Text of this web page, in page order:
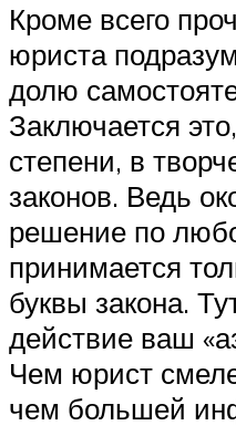
Кроме всего
юриста
долю
Заключается
степени, в
законов. Ведь
решение по
принимается
буквы закона.
действие ваш
Чем юрист
чем большей